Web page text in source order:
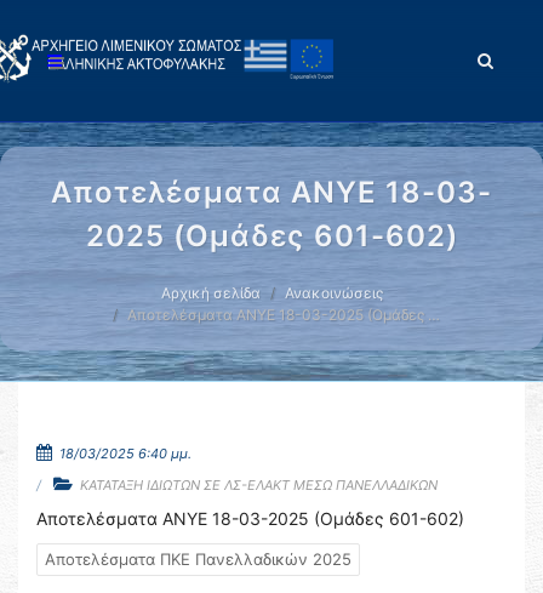
Αποτελέσματα ΑΝΥΕ 18-03-
2025 (Ομάδες 601-602)
Αρχική σελίδα
Ανακοινώσεις
Αποτελέσματα ΑΝΥΕ 18-03-2025 (Ομάδες …
18/03/2025 6:40 μμ.
ΚΑΤΑΤΑΞΗ ΙΔΙΩΤΩΝ ΣΕ ΛΣ-ΕΛΑΚΤ ΜΕΣΩ ΠΑΝΕΛΛΑΔΙΚΩΝ
Αποτελέσματα ΑΝΥΕ 18-03-2025 (Ομάδες 601-602)
Αποτελέσματα ΠΚΕ Πανελλαδικών 2025